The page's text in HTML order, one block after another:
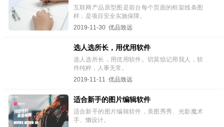
互联网产品原型图是前台每个页面的框架线条图
样，是项目安全实施保障。
2019-11-30 优品致远
选人选所长，用优用软件
选人选所长，用优用软件。切莫惦记用我人，软
件纯粹，人事无常。
2019-11-11 优品致远
适合新手的图片编辑软件
适合新手的图片编辑软件，美图秀秀、光影魔术
手、懒设计。